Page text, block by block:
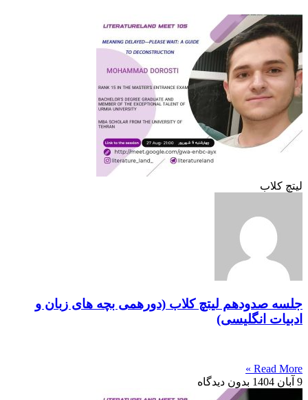
لیتچ کلاب
جلسه صدودهم لیتچ کلاب (دورهمی بچه های زبان و
ادبیات انگلیسی)
Read More »
9 آبان 1404
بدون دیدگاه